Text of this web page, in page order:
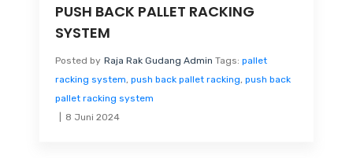
PUSH BACK PALLET RACKING
SYSTEM
Posted by Raja Rak Gudang Admin Tags: pallet
racking system push back pallet racking push back
pallet racking system
8 Juni 2024